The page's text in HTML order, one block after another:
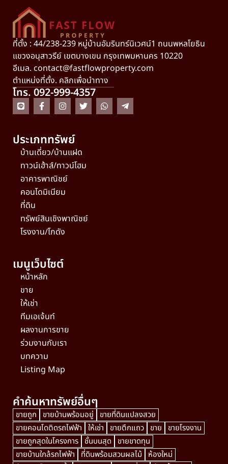
ที่ตั้ง : 44/238-239 หมู่บ้านอัมรินทร์นิเวศน์1 ถนนพหลโยธิน
แขวงอนุสาวรีย์ เขตบางเขน กรุงเทพมหานคร 10220
อีเมล. contact@fastflowproperty.com
ตำแหน่งที่ตั้ง. คลิกเพื่อนำทาง
โทร. 092-999-4357
ประเภททรัพย์
บ้านเดี่ยว/บ้านแฝด
ทาวน์เฮ้าส์/ทาวน์โฮม
อาคารพาณิชย์
คอนโดมิเนียม
ที่ดิน
ทรัพย์สินเชิงพาณิชย์
โรงงาน/โกดัง
เมนูเว็บไซต์
หน้าหลัก
ขาย
ให้เช่า
ทีมเอเจ้นท์
ผลงานการขาย
ร่วมงานกับเรา
บทความ
Listing Map
คำค้นหาทรัพย์อื่นๆ
ขายถูก ขายบ้านพร้อมอยู่
ขายที่ดินแปลงสวย
ขายคอนโดติดรถไฟฟ้า ให้เช่า ขายตึกแถว ขาย
ขายโรงงาน
ขายถูกสุดในโครงการ ชั้นบนสุด
ขายขาดทุน
ขายบ้านใกล้รถไฟฟ้า
ที่ดินพร้อมสวนผลไม้
ห้องใหม่